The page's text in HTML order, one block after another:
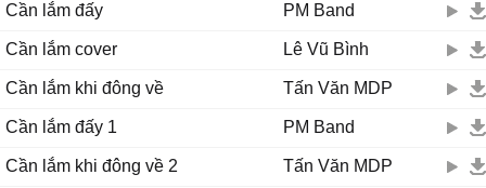
Cần lắm đôi tay gầy, chặn khẽ nước mắt này
Chở che trong bao nhiêu nồng cháy
Cần một người dìu bước qua cô liêu.
Biết đâu chữ ngờ, cũng biết không bao giờ
Cần lắm đấy PM Band
Cần lắm cover Lê Vũ Bình
Cần lắm khi đông về Tấn Văn MDP
Cần lắm đấy 1 PM Band
Cần lắm khi đông về 2 Tấn Văn MDP